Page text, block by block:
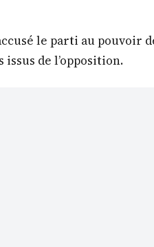
le parti au pouvoir
de l’opposition.